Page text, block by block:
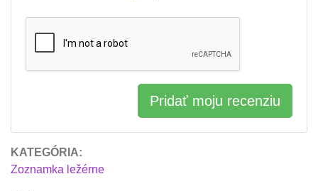
KATEGÓRIA:
Zoznamka ležérne
Pridať moju recenziu